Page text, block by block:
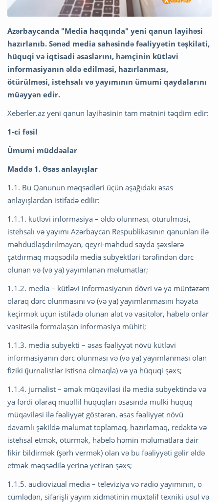
Azərbaycanda "Media haqqında" yeni qanun layihəsi
hazırlanıb. Sənəd media sahəsində fəaliyyətin təşkilati,
hüquqi və iqtisadi əsaslarını, həmçinin kütləvi
informasiyanın əldə edilməsi, hazırlanması,
ötürülməsi, istehsalı və yayımının ümumi qaydalarını
müəyyən edir.
Xeberler.az yeni qanun layihəsinin tam mətnini təqdim edir:
1-ci fəsil
Ümumi müddəalar
Maddə 1. Əsas anlayışlar
1.1. Bu Qanunun məqsədləri üçün aşağıdakı əsas
anlayışlardan istifadə edilir:
1.1.1. kütləvi informasiya – əldə olunması, ötürülməsi,
istehsalı və yayımı Azərbaycan Respublikasının qanunları ilə
məhdudlaşdırılmayan, qeyri-məhdud sayda şəxslərə
çatdırmaq məqsədilə media subyektləri tərəfindən dərc
olunan və (və ya) yayımlanan məlumatlar;
1.1.2. media – kütləvi informasiyanın dövri və ya müntəzəm
olaraq dərc olunmasını və (və ya) yayımlanmasını həyata
keçirmək üçün istifadə olunan alət və vasitələr, habelə onlar
vasitəsilə formalaşan informasiya mühiti;
1.1.3. media subyekti – əsas fəaliyyət növü kütləvi
informasiyanın dərc olunması və (və ya) yayımlanması olan
fiziki (jurnalistlər istisna olmaqla) və ya hüquqi şəxs;
1.1.4. jurnalist – əmək müqaviləsi ilə media subyektində və
ya fərdi olaraq müəllif hüquqları əsasında mülki hüquq
müqaviləsi ilə fəaliyyət göstərən, əsas fəaliyyət növü
davamlı şəkildə məlumat toplamaq, hazırlamaq, redaktə və
istehsal etmək, ötürmək, habelə həmin məlumatlara dair
fikir bildirmək (şərh vermək) olan və bu fəaliyyəti gəlir əldə
etmək məqsədilə yerinə yetirən şəxs;
1.1.5. audiovizual media – televiziya və radio yayımının, o
cümlədən, sifarişli yayım xidmətinin müxtəlif texniki üsul və